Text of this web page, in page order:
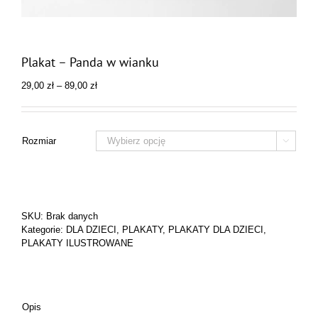
Plakat – Panda w wianku
29,00 zł – 89,00 złZakres
od
89,00 zł
Rozmiar 
SKU: Brak danych
Kategorie: DLA DZIECI , PLAKATY, PLAKATY DLA DZIECI ,
PLAKATY ILUSTROWANE
Opis